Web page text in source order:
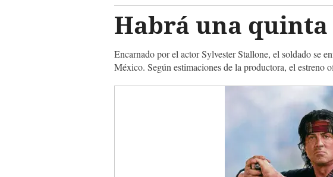
Habrá una quinta
Encarnado por el actor Sylvester Stallone, el soldado se
México. Según estimaciones de la productora, el estreno